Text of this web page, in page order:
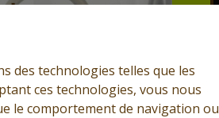
des technologies telles que les
ces technologies, vous nous
le comportement de navigation ou